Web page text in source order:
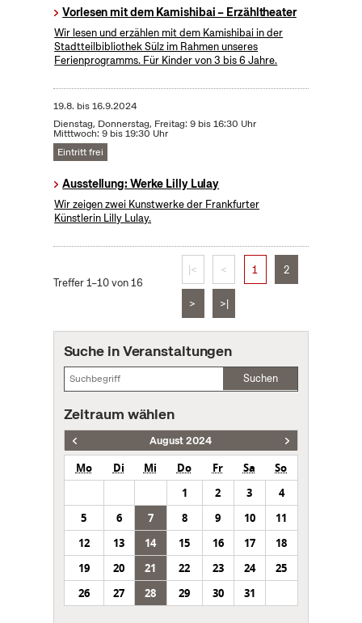
Vorlesen mit dem Kamishibai – Erzähltheater
Wir lesen und erzählen mit dem Kamishibai in der
Stadtteilbibliothek Sülz im Rahmen unseres
Ferienprogramms. Für Kinder von 3 bis 6 Jahre.
19.8. bis16.9.2024
Dienstag, Donnerstag, Freitag: 9 bis 16:30 Uhr
Mitttwoch: 9 bis 19:30 Uhr
Eintritt frei
Ausstellung: Werke Lilly Lulay
Wir zeigen zwei Kunstwerke der Frankfurter
Künstlerin Lilly Lulay.
Treffer 1–10 von 16
|< < 1 2
> >|
Suche in Veranstaltungen
Suchen
Zeitraum wählen
August 2024
Mo Di Mi Do Fr Sa
So
1
2 3
4
5
6 7 8 9 10
11
12
13 14 15 16 17
18
19
20 21 22 23 24
25
26
27 28 29 30 31